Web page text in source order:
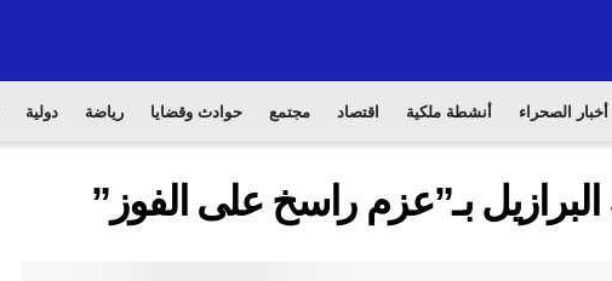
أخبار الصحراء أنشطة ملكية اقتصاد مجتمع حوادث وقضايا رياضة دولية
بـ”عزم راسخ على الفوز”